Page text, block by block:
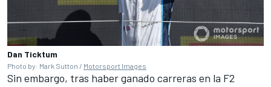
Dan Ticktum
Photo by: Mark Sutton / Motorsport Images
Sin embargo, tras haber ganado carreras en la F2